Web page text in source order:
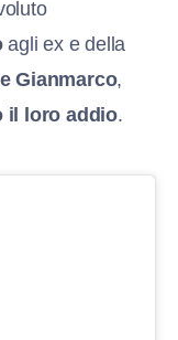
agli ex e della
Gianmarco,
il loro addio.